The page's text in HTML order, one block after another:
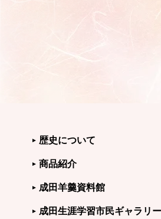
歴史について
商品紹介
成田羊羹資料館
成田生涯学習市民ギャラリー